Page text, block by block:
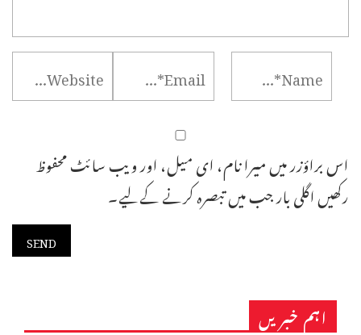
اس براؤزر میں میرا نام، ای میل، اور ویب سائٹ محفوظ
رکھیں اگلی بار جب میں تبصرہ کرنے کےلیے۔
اہم خبریں